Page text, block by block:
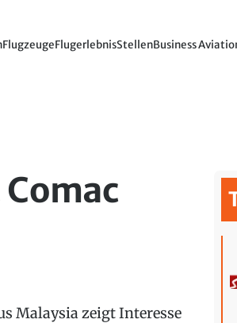
FlugzeugeFlugerlebnisStellenBusiness
Malaysia zeigt Interesse